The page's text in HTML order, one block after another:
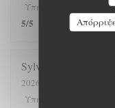
Υπηρεσία
5/5
Sylvain
2026-07-22
Υπηρεσία